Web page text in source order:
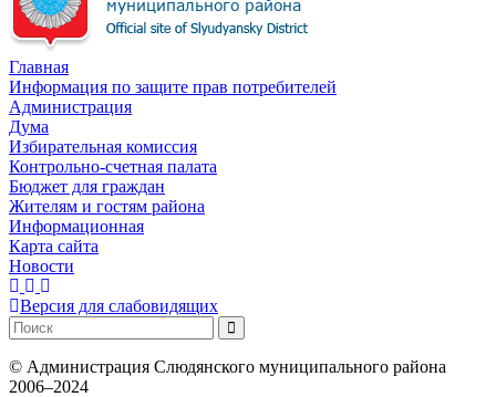
Главная
Информация по защите прав потребителей
Администрация
Дума
Избирательная комиссия
Контрольно-счетная палата
Бюджет для граждан
Жителям и гостям района
Информационная
Карта сайта
Новости
Версия для слабовидящих
© Администрация Слюдянского муниципального района
2006–2024